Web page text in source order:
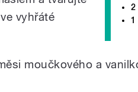
2
1
vyhřáté
moučkového a